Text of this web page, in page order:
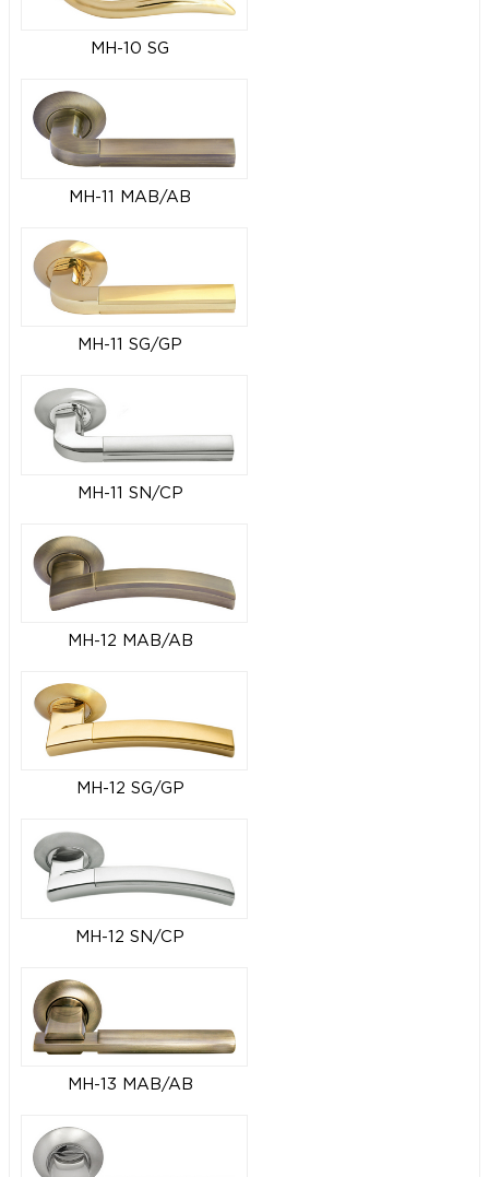
MH-10 SG
MH-11 MAB/AB
MH-11 SG/GP
MH-11 SN/CP
MH-12 MAB/AB
MH-12 SG/GP
MH-12 SN/CP
MH-13 MAB/AB